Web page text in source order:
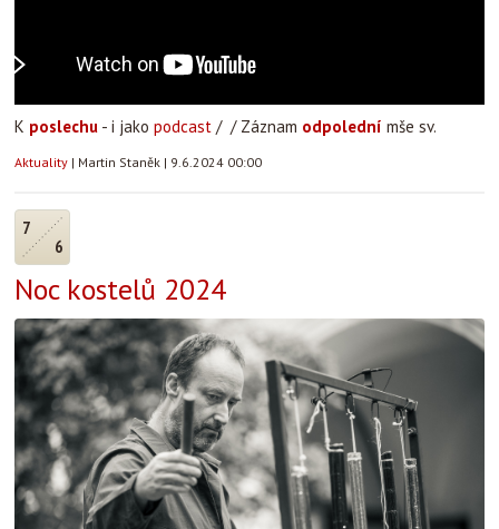
K poslechu - i jako podcast / / Záznam odpolední mše sv.
Aktuality | Martin Staněk | 9.6.2024 00:00
7
6
Noc kostelů 2024